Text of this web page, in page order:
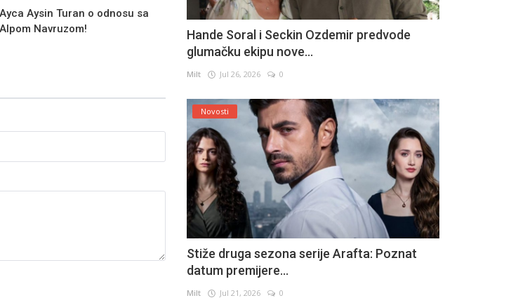
Ayca Aysin Turan o odnosu sa
Alpom Navruzom!
Hande Soral i Seckin Ozdemir predvode
glumačku ekipu nove...
Milt Jul 26, 2026 0
Novosti
Stiže druga sezona serije Arafta: Poznat
datum premijere...
Milt Jul 21, 2026 0